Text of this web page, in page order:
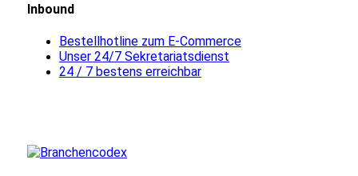
Inbound
Bestellhotline zum E-Commerce
Unser 24/7 Sekretariatsdienst
24 / 7 bestens erreichbar